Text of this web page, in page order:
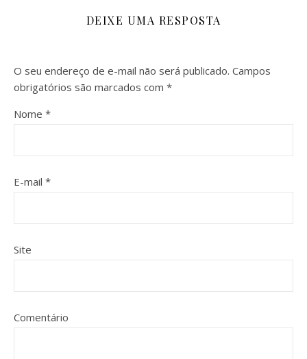
DEIXE UMA RESPOSTA
O seu endereço de e-mail não será publicado. Campos
obrigatórios são marcados com *
Nome *
E-mail *
Site
Comentário